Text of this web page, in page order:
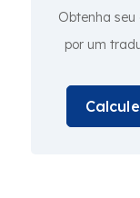
Obtenha
por um